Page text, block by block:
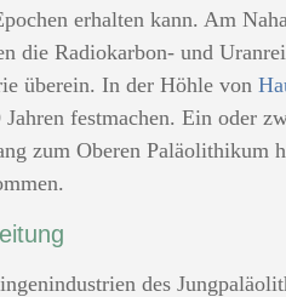
erhalten kann. Am
die Radiokarbon- und
überein. In der Höhle von
Jahren festmachen. Ein oder
zum Oberen Paläolithikum
des